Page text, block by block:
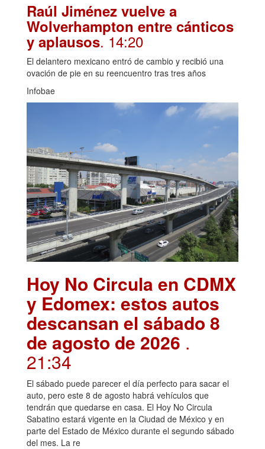
Raúl Jiménez vuelve a
Wolverhampton entre cánticos
y aplausos. 14:20
El delantero mexicano entró de cambio y recibió una
ovación de pie en su reencuentro tras tres años
Infobae
Hoy No Circula en CDMX
y Edomex: estos autos
descansan el sábado 8
de agosto de 2026 .
21:34
El sábado puede parecer el día perfecto para sacar el
auto, pero este 8 de agosto habrá vehículos que
tendrán que quedarse en casa. El Hoy No Circula
Sabatino estará vigente en la Ciudad de México y en
parte del Estado de México durante el segundo sábado
del mes. La re